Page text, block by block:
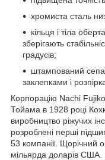
хромиста сталь
кільця і тіла
зберігають
градусів;
штампований
заклепками і
Корпорацію Nachi
Тойама в 1928 році
виробництво ріжучих
розроблені перші
53 компанії. Щорічний
мільярда доларів США.